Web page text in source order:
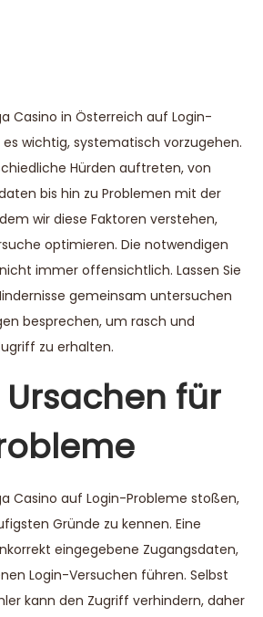
Casino in Österreich auf Login-
wichtig, systematisch vorzugehen.
Hürden auftreten, von
bis hin zu Problemen mit der
wir diese Faktoren verstehen,
optimieren. Die notwendigen
immer offensichtlich. Lassen Sie
gemeinsam untersuchen
besprechen, um rasch und
zu erhalten.
für
Casino auf Login-Probleme stoßen,
Gründe zu kennen. Eine
eingegebene Zugangsdaten,
Login-Versuchen führen. Selbst
kann den Zugriff verhindern, daher